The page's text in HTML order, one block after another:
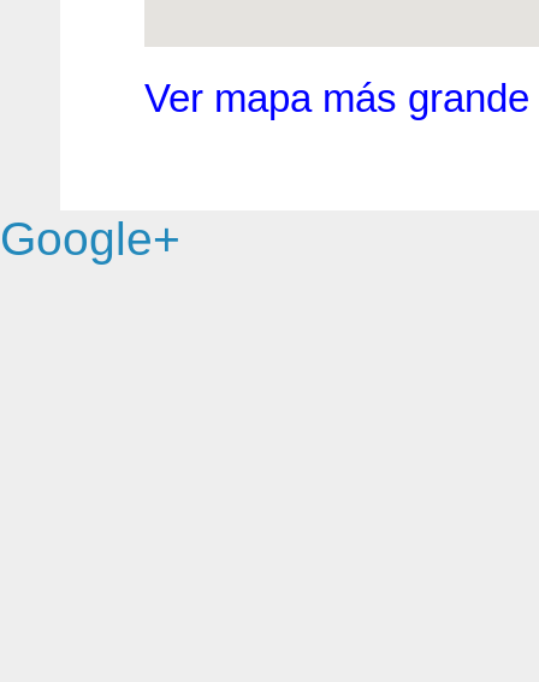
Ver mapa más grande
Google+